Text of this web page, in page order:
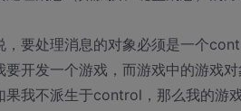
，要处理消息的对象必须是一个
要开发一个游戏，而游戏中的游戏
果我不派生于control，那么我的游